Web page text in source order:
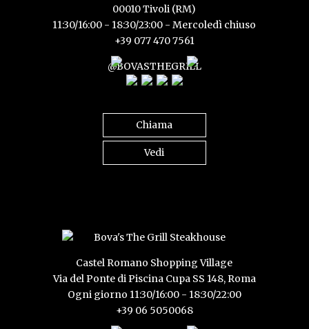
00010 Tivoli (RM)
11:30/16:00 - 18:30/23:00 - Mercoledì chiuso
+39 077 470 7561
@BOVASTHEGRILL
Chiama
Vedi
Castel Romano Shopping Village
Via del Ponte di Piscina Cupa SS 148, Roma
Ogni giorno 11:30/16:00 - 18:30/22:00
+39 06 5050068